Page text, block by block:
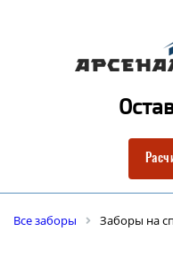
Все заборы Заборы на